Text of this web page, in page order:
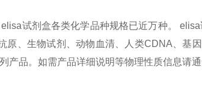
elisa试剂盒各类化学品种规格已近万种。 elisa
原、生物试剂、动物血清、人类CDNA 、基
产品。如需产品详细说明等物理性质信息请